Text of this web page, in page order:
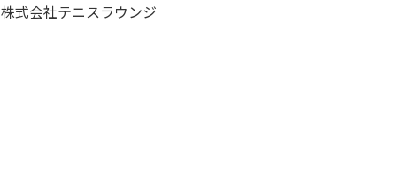
株式会社テニスラウンジ